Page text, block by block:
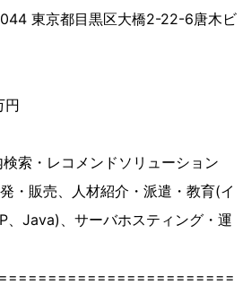
東京都目黒区大橋2-22-6唐木ビ
円
検索・レコメンドソリューション
・販売、人材紹介・派遣・教育(イ
、Java)、サーバホスティング・運